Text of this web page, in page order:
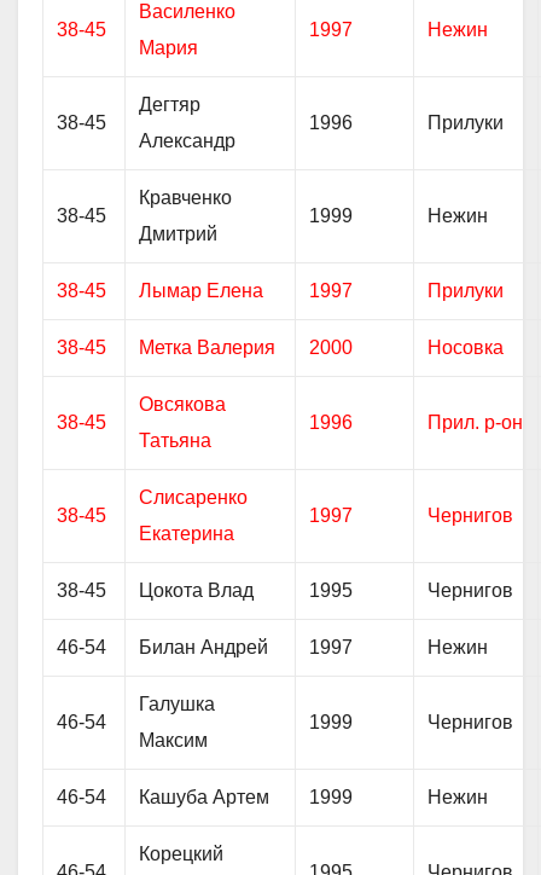
38-45
Василенко
Мария
1997 Нежин
38-45
Дегтяр
Александр
1996 Прилуки
38-45
Кравченко
Дмитрий
1999 Нежин
38-45 Лымар Елена 1997 Прилуки
38-45 Метка Валерия 2000 Носовка
38-45
Овсякова
Татьяна
1996 Прил. р-он
38-45
Слисаренко
Екатерина
1997 Чернигов
38-45 Цокота Влад 1995 Чернигов
46-54 Билан Андрей 1997 Нежин
46-54
Галушка
Максим
1999 Чернигов
46-54 Кашуба Артем 1999 Нежин
Корецкий